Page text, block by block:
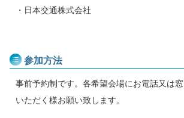
・日本交通株式会社
参加方法
事前予約制です。各希望会場にお電話又は
いただく様お願い致します。